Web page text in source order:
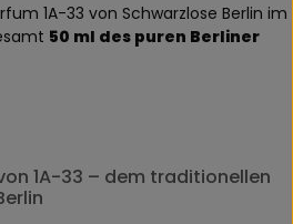
1A-33 von Schwarzlose Berlin im
50 ml des puren Berliner
1A-33 – dem traditionellen